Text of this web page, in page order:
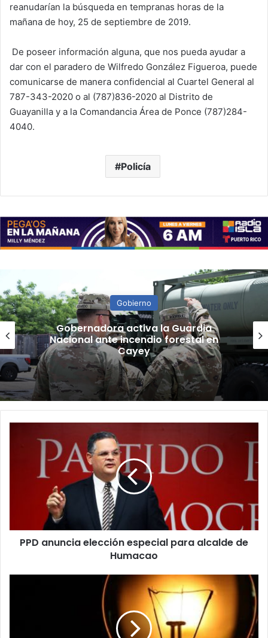
reanudarían la búsqueda en tempranas horas de la
mañana de hoy, 25 de septiembre de 2019.
De poseer información alguna, que nos pueda ayudar a
dar con el paradero de Wilfredo González Figueroa, puede
comunicarse de manera confidencial al Cuartel General al
787-343-2020 o al (787)836-2020 al Distrito de
Guayanilla y a la Comandancia Área de Ponce (787)284-
4040.
Policía
Gobierno
“Camisa hecha a la medida”:
Planificador cuestiona aprobación
de consulta de ubicación de Esencia
anuncia
PPD anuncia elección especial para alcalde de
Humacao